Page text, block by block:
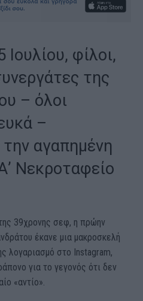
φίλοι,
της
– όλοι
–
αγαπημένη
Νεκροταφείο
39χρονης σεφ, η πρώην
έκανε μια μακροσκελή
λογαριασμό στο Instagram,
για το γεγονός ότι δεν
«αντίο».